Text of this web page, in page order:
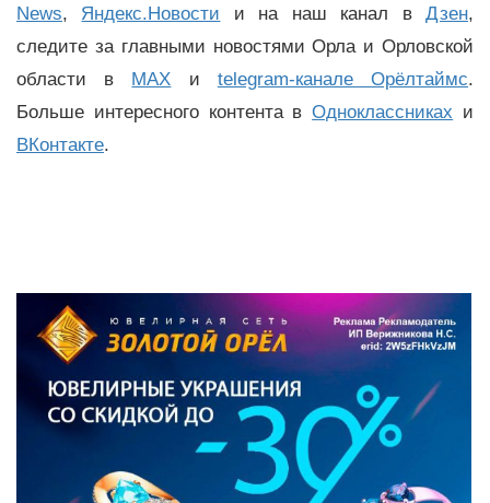
News, Яндекс.Новости и на наш канал вДзен,
следите за главными новостями Орла и Орловской
области в MAX и telegram-канале Орёлтаймс.
Больше интересного контента вОдноклассниках и
ВКонтакте.